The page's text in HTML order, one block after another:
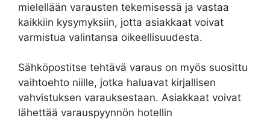
mielellään varausten tekemisessä ja vastaa
kaikkiin kysymyksiin, jotta asiakkaat voivat
varmistua valintansa oikeellisuudesta.
Sähköpostitse tehtävä varaus on myös suosittu
vaihtoehto niille, jotka haluavat kirjallisen
vahvistuksen varauksestaan. Asiakkaat voivat
lähettää varauspyynnön hotellin